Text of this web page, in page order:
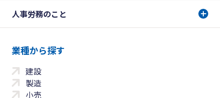
人事労務のこと
業種から探す
建設
製造
小売